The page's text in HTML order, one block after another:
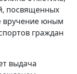
посвященных
вручение юным
граждан
выдача